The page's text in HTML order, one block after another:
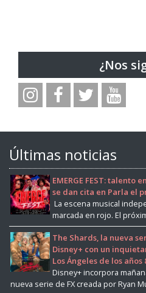
¿Nos
Últimas noticias
EMERGE FEST: talento
se dan cita en Parla el
La escena musical
marcada en rojo. El
The Shards, la nueva
Disney+ con un
Los Ángeles de los años
Disney+ incorpora
nueva serie de FX creada por Ryan